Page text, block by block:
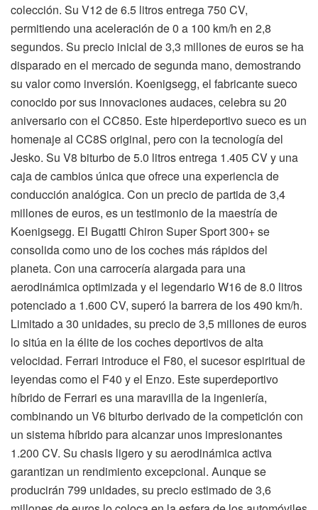
colección. Su V12 de 6.5 litros entrega 750 CV,
permitiendo una aceleración de 0 a 100 km/h en 2,8
segundos. Su precio inicial de 3,3 millones de euros se ha
disparado en el mercado de segunda mano, demostrando
su valor como inversión. Koenigsegg, el fabricante sueco
conocido por sus innovaciones audaces, celebra su 20
aniversario con el CC850. Este hiperdeportivo sueco es un
homenaje al CC8S original, pero con la tecnología del
Jesko. Su V8 biturbo de 5.0 litros entrega 1.405 CV y una
caja de cambios única que ofrece una experiencia de
conducción analógica. Con un precio de partida de 3,4
millones de euros, es un testimonio de la maestría de
Koenigsegg. El Bugatti Chiron Super Sport 300+ se
consolida como uno de los coches más rápidos del
planeta. Con una carrocería alargada para una
aerodinámica optimizada y el legendario W16 de 8.0 litros
potenciado a 1.600 CV, superó la barrera de los 490 km/h.
Limitado a 30 unidades, su precio de 3,5 millones de euros
lo sitúa en la élite de los coches deportivos de alta
velocidad. Ferrari introduce el F80, el sucesor espiritual de
leyendas como el F40 y el Enzo. Este superdeportivo
híbrido de Ferrari es una maravilla de la ingeniería,
combinando un V6 biturbo derivado de la competición con
un sistema híbrido para alcanzar unos impresionantes
1.200 CV. Su chasis ligero y su aerodinámica activa
garantizan un rendimiento excepcional. Aunque se
producirán 799 unidades, su precio estimado de 3,6